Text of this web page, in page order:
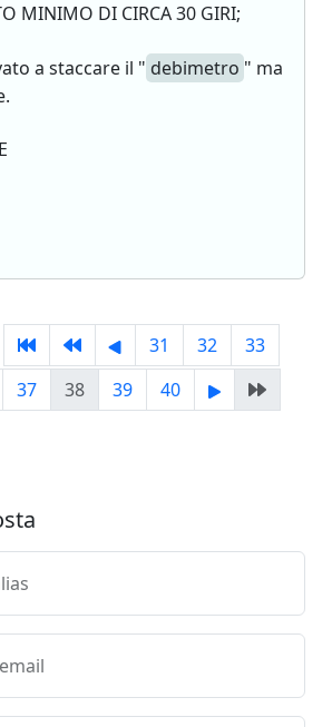
MINIMO DI CIRCA 30 GIRI;
a staccare il " debimetro " ma
31 32
33
37 38 39 40